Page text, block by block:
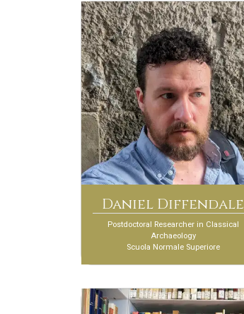
Daniel Diffendale
Postdoctoral Researcher in Classical
Archaeology
Scuola Normale Superiore